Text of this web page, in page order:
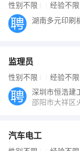
性别不限 经验不限
湖南多元印刷
监理员
性别不限 经验不限
邵阳市大祥区
汽车电工